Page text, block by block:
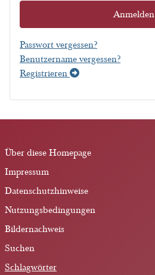
Anmelden
Passwort vergessen?
Benutzername vergessen?
Registrieren
Über diese Homepage
Impressum
Datenschutzhinweise
Nutzungsbedingungen
Bildernachweis
Suchen
Schlagwörter